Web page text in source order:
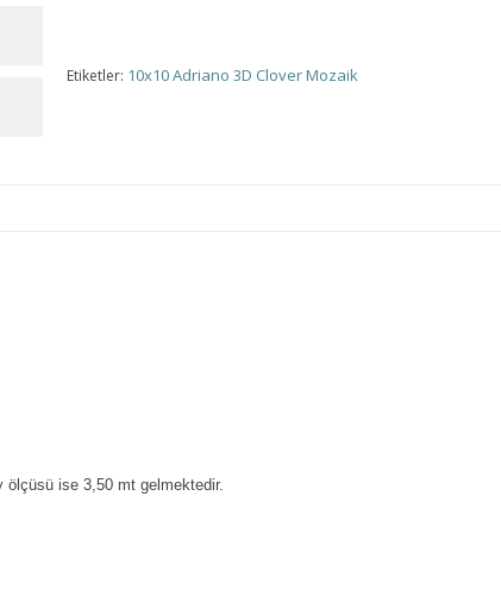
Etiketler: 10x10 Adriano 3D Clover Mozaik
ölçüsü ise 3,50 mt gelmektedir.